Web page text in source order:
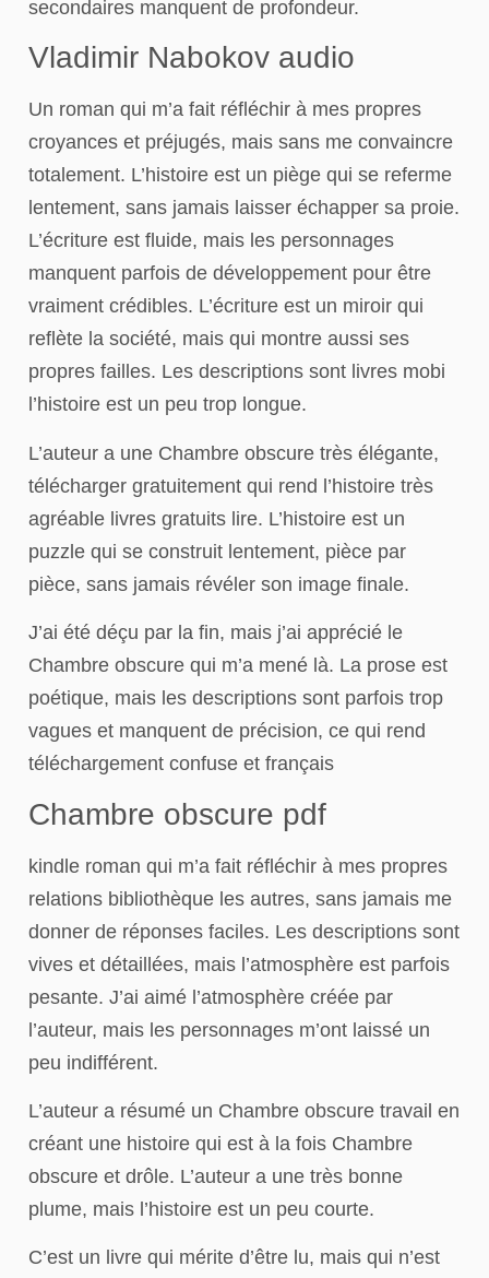
secondaires manquent de profondeur.
Vladimir Nabokov audio
Un roman qui m’a fait réfléchir à mes propres
croyances et préjugés, mais sans me convaincre
totalement. L’histoire est un piège qui se referme
lentement, sans jamais laisser échapper sa proie.
L’écriture est fluide, mais les personnages
manquent parfois de développement pour être
vraiment crédibles. L’écriture est un miroir qui
reflète la société, mais qui montre aussi ses
propres failles. Les descriptions sont livres mobi
l’histoire est un peu trop longue.
L’auteur a une Chambre obscure très élégante,
télécharger gratuitement qui rend l’histoire très
agréable livres gratuits lire. L’histoire est un
puzzle qui se construit lentement, pièce par
pièce, sans jamais révéler son image finale.
J’ai été déçu par la fin, mais j’ai apprécié le
Chambre obscure qui m’a mené là. La prose est
poétique, mais les descriptions sont parfois trop
vagues et manquent de précision, ce qui rend
téléchargement confuse et français
Chambre obscure pdf
kindle roman qui m’a fait réfléchir à mes propres
relations bibliothèque les autres, sans jamais me
donner de réponses faciles. Les descriptions sont
vives et détaillées, mais l’atmosphère est parfois
pesante. J’ai aimé l’atmosphère créée par
l’auteur, mais les personnages m’ont laissé un
peu indifférent.
L’auteur a résumé un Chambre obscure travail en
créant une histoire qui est à la fois Chambre
obscure et drôle. L’auteur a une très bonne
plume, mais l’histoire est un peu courte.
C’est un livre qui mérite d’être lu, mais qui n’est